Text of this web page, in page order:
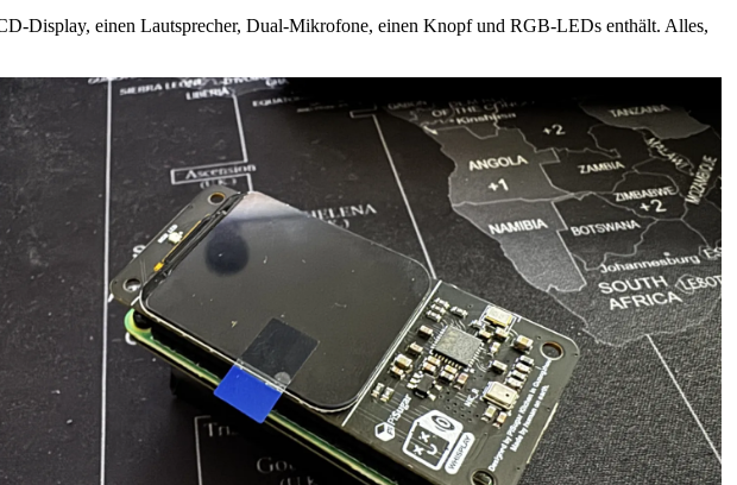
Display, einen Lautsprecher, Dual-Mikrofone, einen Knopf und RGB-LEDs enthält. Alles,